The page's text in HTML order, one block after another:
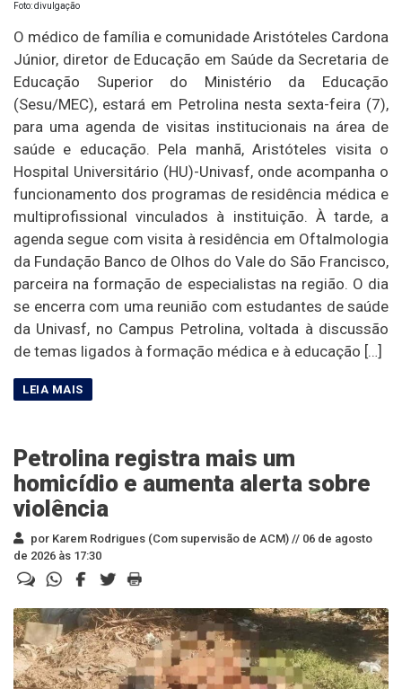
Foto: divulgação
O médico de família e comunidade Aristóteles Cardona
Júnior, diretor de Educação em Saúde da Secretaria de
Educação Superior do Ministério da Educação
(Sesu/MEC), estará em Petrolina nesta sexta-feira (7),
para uma agenda de visitas institucionais na área de
saúde e educação. Pela manhã, Aristóteles visita o
Hospital Universitário (HU)-Univasf, onde acompanha o
funcionamento dos programas de residência médica e
multiprofissional vinculados à instituição. À tarde, a
agenda segue com visita à residência em Oftalmologia
da Fundação Banco de Olhos do Vale do São Francisco,
parceira na formação de especialistas na região. O dia
se encerra com uma reunião com estudantes de saúde
da Univasf, no Campus Petrolina, voltada à discussão
de temas ligados à formação médica e à educação […]
Petrolina registra mais um
homicídio e aumenta alerta sobre
violência
por Karem Rodrigues (Com supervisão de ACM) // 06 de agosto
de 2026 às 17:30